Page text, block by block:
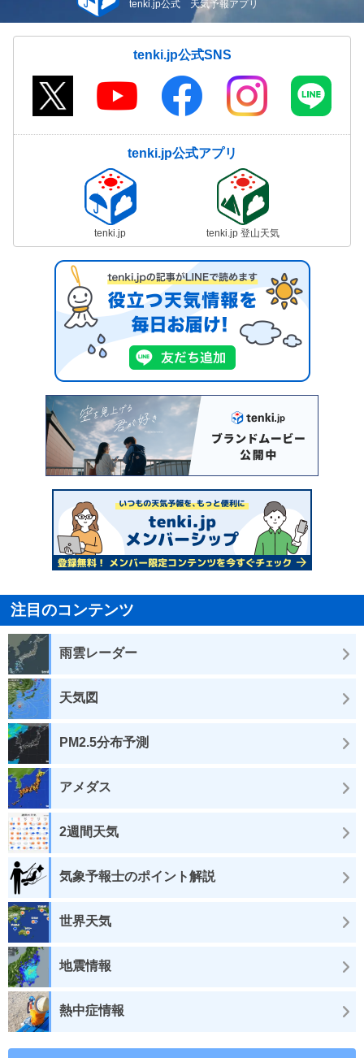
tenki.jp公式 天気予報アプリ
tenki.jp公式SNS
tenki.jp公式アプリ
tenki.jp tenki.jp 登山天気
注目のコンテンツ
雨雲レーダー
天気図
PM2.5分布予測
アメダス
2週間天気
気象予報士のポイント解説
世界天気
地震情報
熱中症情報